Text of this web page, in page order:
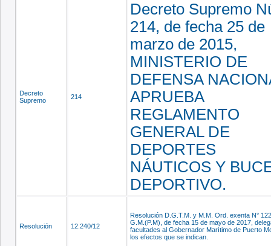
Decreto
Supremo
214
Decreto Supremo
214, de fecha 25 de
marzo de 2015,
MINISTERIO DE
DEFENSA
APRUEBA
REGLAMENTO
GENERAL DE
DEPORTES
NÁUTICOS Y
DEPORTIVO.
Resolución 12.240/12
Resolución D.G.T.M. y M.M. Ord. exenta N°
G.M.(P.M), de fecha 15 de mayo de 2017,
facultades al Gobernador Marítimo de Puerto
los efectos que se indican.